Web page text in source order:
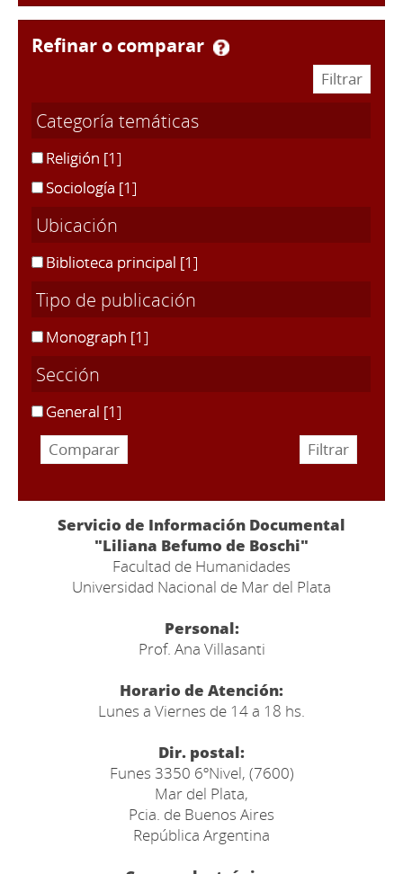
refinar o comparar
Categoría temáticas
Religión [1]
Sociología [1]
Ubicación
Biblioteca principal [1]
Tipo de publicación
Monograph [1]
Sección
General [1]
Servicio de Información Documental
"Liliana Befumo de Boschi"
Facultad de Humanidades
Universidad Nacional de Mar del Plata
Personal:
Prof. Ana Villasanti
Horario de Atención:
Lunes a Viernes de 14 a 18 hs.
Dir. postal:
Funes 3350 6ºNivel, (7600)
Mar del Plata,
Pcia. de Buenos Aires
República Argentina